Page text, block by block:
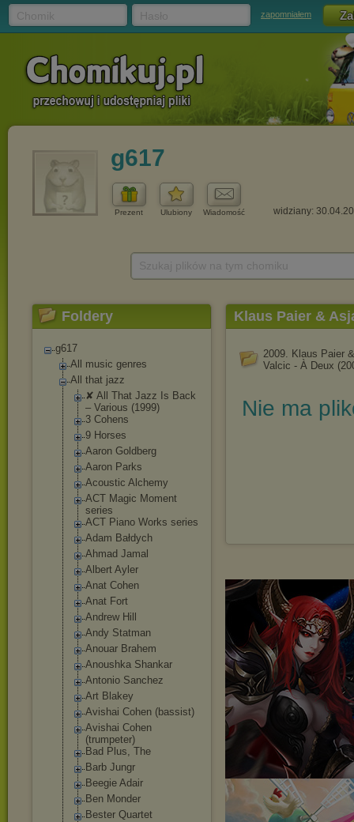
zapomniałem
g617
Prezent Ulubiony Wiadomość widziany:
Foldery
g617
All music genres
All that jazz
✘ All That Jazz Is Back
‎– Various (1999)
3 Cohens
9 Horses
Aaron Goldberg
Aaron Parks
Acoustic Alchemy
ACT Magic Moment
series
ACT Piano Works series
Adam Bałdych
Ahmad Jamal
Albert Ayler
Anat Cohen
Anat Fort
Andrew Hill
Andy Statman
Anouar Brahem
Anoushka Shankar
Antonio Sanchez
Art Blakey
Avishai Cohen (bassist)
Avishai Cohen
(trumpeter)
Bad Plus, The
Barb Jungr
Beegie Adair
Ben Monder
Bester Quartet
Klaus Paier &
2009. Klaus Paier
Valcic - À Deux
Nie ma